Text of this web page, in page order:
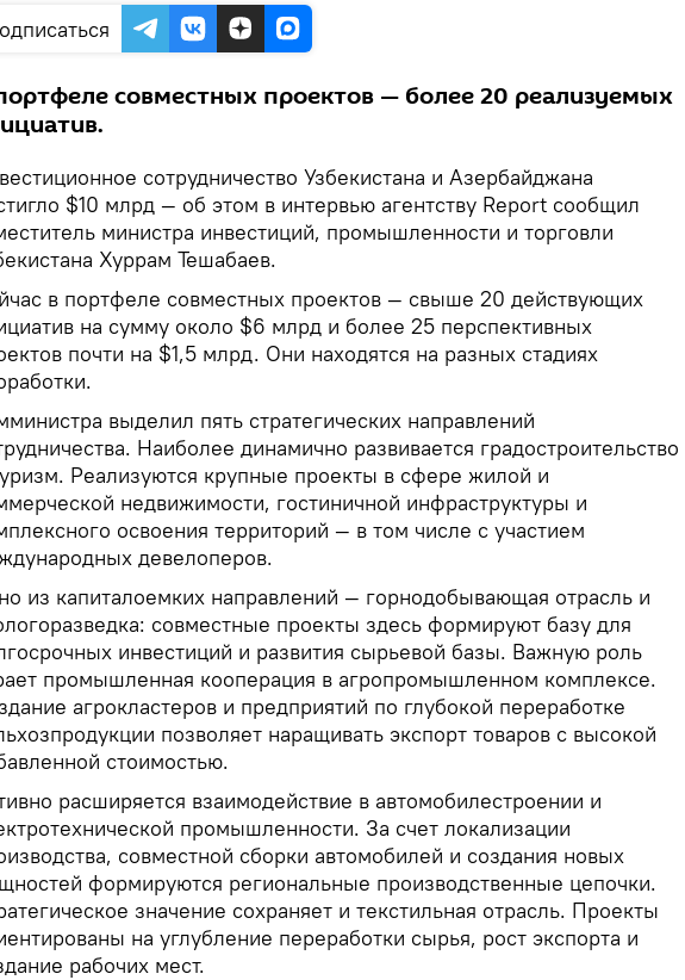
совместных проектов — более 20 реализуемых
сотрудничество Узбекистана и Азербайджана
$10 млрд — об этом в интервью агентству Report сообщил
министра инвестиций, промышленности и торговли
Хуррам Тешабаев.
в портфеле совместных проектов — свыше 20 действующих
на сумму около $6 млрд и более 25 перспективных
почти на $1,5 млрд. Они находятся на разных стадиях
выделил пять стратегических направлений
Наиболее динамично развивается градостроительство
Реализуются крупные проекты в сфере жилой и
недвижимости, гостиничной инфраструктуры и
освоения территорий — в том числе с участием
девелоперов.
из капиталоемких направлений — горнодобывающая отрасль и
совместные проекты здесь формируют базу для
инвестиций и развития сырьевой базы. Важную роль
промышленная кооперация в агропромышленном комплексе.
агрокластеров и предприятий по глубокой переработке
позволяет наращивать экспорт товаров с высокой
стоимостью.
расширяется взаимодействие в автомобилестроении и
промышленности. За счет локализации
совместной сборки автомобилей и создания новых
формируются региональные производственные цепочки.
значение сохраняет и текстильная отрасль. Проекты
на углубление переработки сырья, рост экспорта и
рабочих мест.